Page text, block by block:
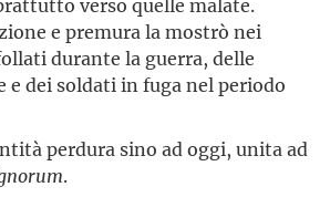
verso quelle malate.
e premura la mostrò nei
durante la guerra, delle
e dei soldati in fuga nel periodo
perdura sino ad oggi, unita ad
.